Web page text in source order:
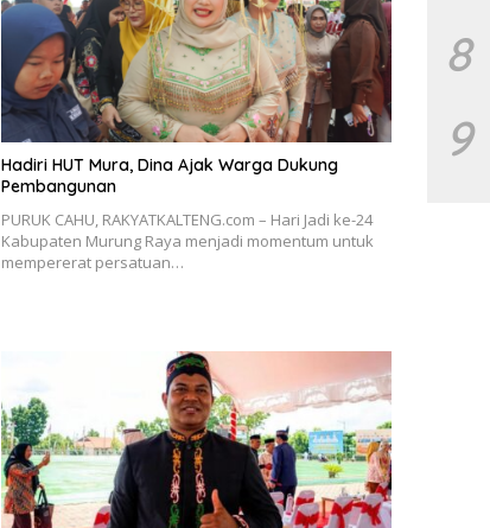
Hadiri HUT Mura, Dina Ajak Warga Dukung
Pembangunan
PURUK CAHU, RAKYATKALTENG.com – Hari Jadi ke-24
Kabupaten Murung Raya menjadi momentum untuk
mempererat persatuan…
8
9